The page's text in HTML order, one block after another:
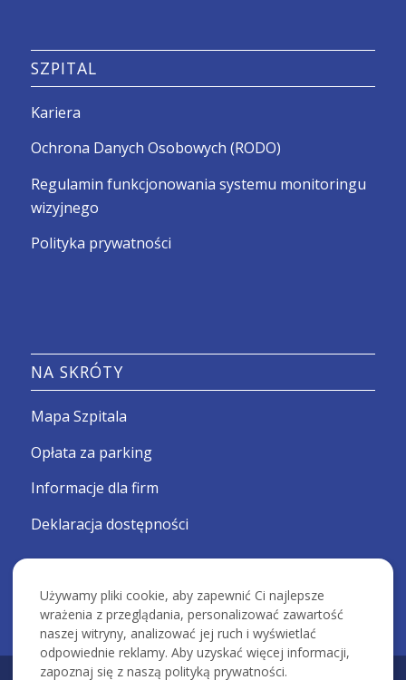
SZPITAL
Kariera
Ochrona Danych Osobowych (RODO)
Regulamin funkcjonowania systemu monitoringu
wizyjnego
Polityka prywatności
NA SKRÓTY
Mapa Szpitala
Opłata za parking
Informacje dla firm
Deklaracja dostępności
Używamy pliki cookie, aby zapewnić Ci najlepsze
wrażenia z przeglądania, personalizować zawartość
naszej witryny, analizować jej ruch i wyświetlać
odpowiednie reklamy. Aby uzyskać więcej informacji,
zapoznaj się z naszą polityką prywatności.